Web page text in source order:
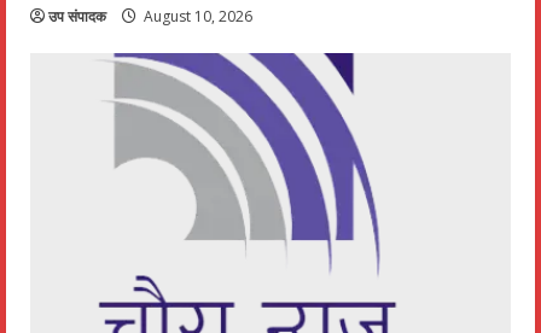
उप संपादक August 10, 2026